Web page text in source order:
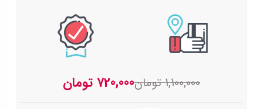
1,100,000 تومان720,000 تومان